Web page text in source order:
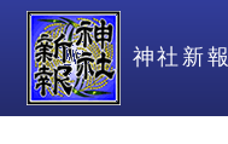
神社新報